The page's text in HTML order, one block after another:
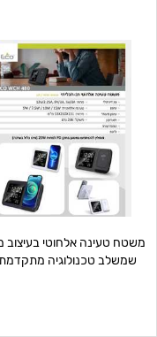
משטח טעינה אלחוטי בעיצוב
שמשלב טכנולוגיה